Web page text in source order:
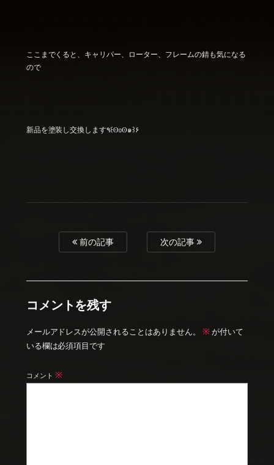
ここまでくると、キャリパー、ローター、フレームの錆も気になる
ので
新品を塗装し交換します٩꒰ʘʚʘ๑꒱۶
前の記事 次の記事
コメントを残す
メールアドレスが公開されることはありません。 ※ が付いて
いる欄は必須項目です
コメント ※